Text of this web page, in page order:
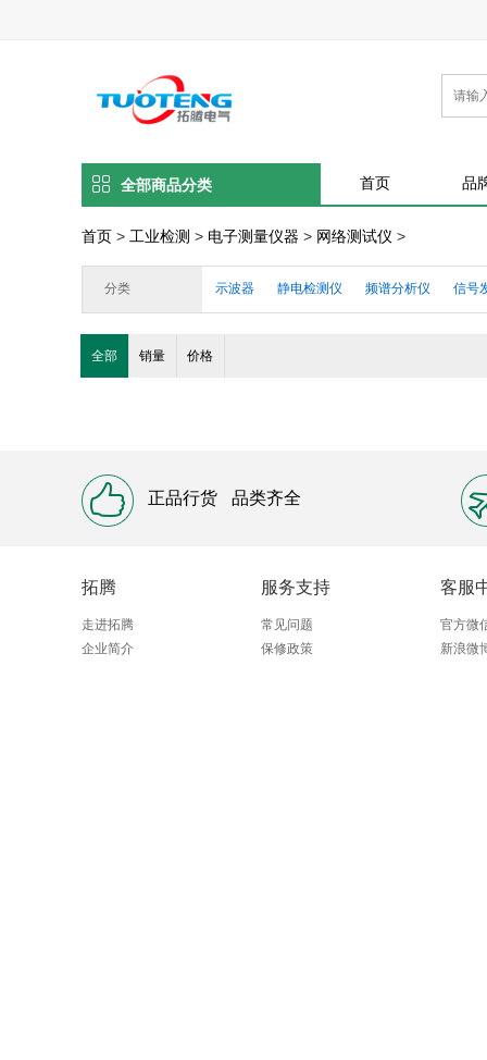
全部商品分类 首页 品
首页 > 工业检测 > 电子测量仪器 > 网络测试仪 >
分类 示波器 静电检测仪 频谱分析仪 信号
全部 销量 价格
正品行货 品类齐全
拓腾
走进拓腾
企业简介
服务支持
常见问题
保修政策
客服
官方微
新浪微